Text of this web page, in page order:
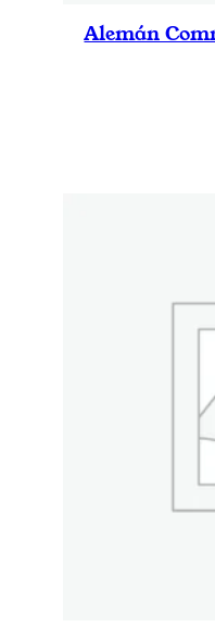
Alemán